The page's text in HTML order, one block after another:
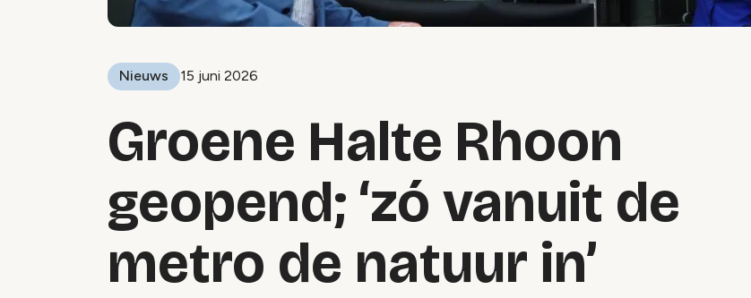
Nieuws 15 juni 2026
Groene Halte Rhoon
geopend; ‘zó vanuit de
metro de natuur in’